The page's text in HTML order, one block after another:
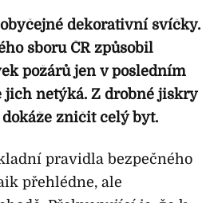
dekorativní svíčky.
sboru ČR způsobil
požárů jen v posledním
jich netýká. Z drobné jiskry
zničit celý byt.
pravidla bezpečného
přehlédne, ale